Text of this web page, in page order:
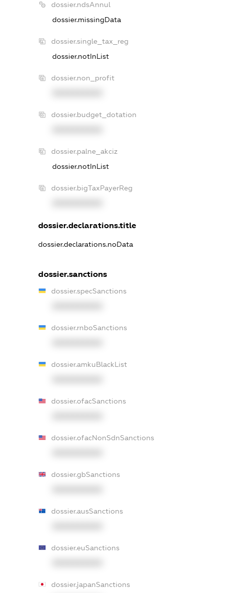
dossier.ndsAnnul
dossier.missingData
dossier.single_tax_reg
dossier.notInList
dossier.non_profit
dossier.budget_dotation
dossier.palne_akciz
dossier.notInList
dossier.bigTaxPayerReg
dossier.declarations.title
dossier.declarations.noData
dossier.sanctions
dossier.specSanctions
dossier.rnboSanctions
dossier.amkuBlackList
dossier.ofacSanctions
dossier.ofacNonSdnSanctions
dossier.gbSanctions
dossier.ausSanctions
dossier.euSanctions
dossier.japanSanctions